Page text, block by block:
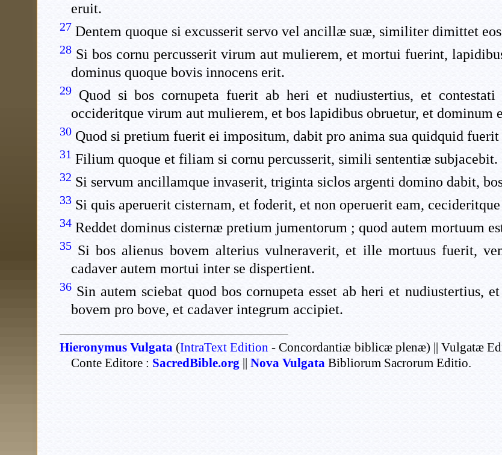
eruit.
27 Dentem quoque si excusserit servo vel ancillæ suæ, similiter dimittet
28 Si bos cornu percusserit virum aut mulierem, et mortui fuerint,
dominus quoque bovis innocens erit.
29
Quod si bos cornupeta fuerit ab heri et nudiustertius, et
occideritque virum aut mulierem, et bos lapidibus obruetur, et dominum
30 Quod si pretium fuerit ei impositum, dabit pro anima sua quidquid fuerit
31 Filium quoque et filiam si cornu percusserit, simili sententiæ subjacebit.
32 Si servum ancillamque invaserit, triginta siclos argenti domino dabit,
33 Si quis aperuerit cisternam, et foderit, et non operuerit eam, cecideritque
34 Reddet dominus cisternæ pretium jumentorum ; quod autem mortuum
35 Si bos alienus bovem alterius vulneraverit, et ille mortuus fuerit,
cadaver autem mortui inter se dispertient.
36 Sin autem sciebat quod bos cornupeta esset ab heri et nudiustertius,
bovem pro bove, et cadaver integrum accipiet.
Hieronymus Vulgata(IntraText Edition - Concordantiæ biblicæ plenæ) || Vulgatæ
Conte Editore : SacredBible.org|| Nova VulgataBibliorum Sacrorum Editio.